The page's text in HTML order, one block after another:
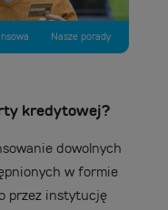
Nasze porady
kredytowej?
dowolnych
w formie
przez instytucję